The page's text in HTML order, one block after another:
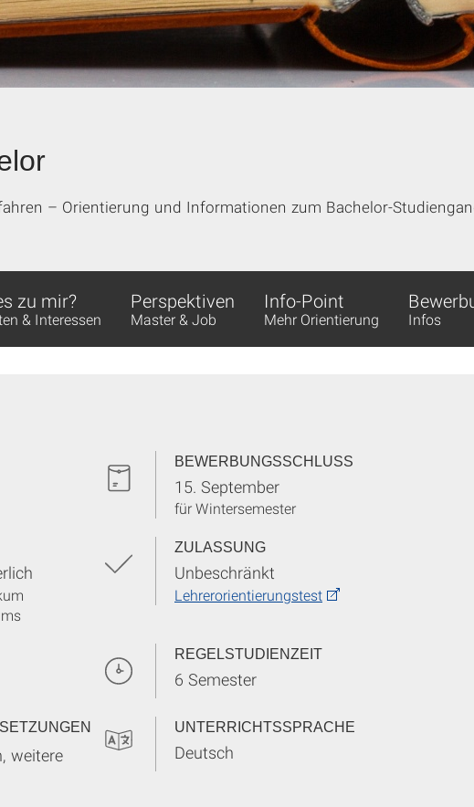
– Orientierung und Informationen zum Bachelor-
zu mir?
& Interessen
Perspektiven
Master & Job
Info-Point
Mehr Orientierung Infos
BEWERBUNGSSCHLUSS
15. September
für Wintersemester
ZULASSUNG
Unbeschränkt
Lehrerorientierungstest
REGELSTUDIENZEIT
6 Semester
weitere
UNTERRICHTSSPRACHE
Deutsch